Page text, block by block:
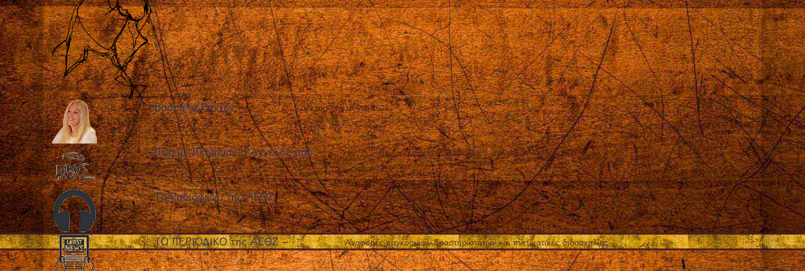
Βασούλα Ρυντέν– Δέκτης των μηνυμάτων
Πώς με Πλησίασε ο Άγγελός μου– Πώς πλησίασε τη Βασούλα ο φύλακας Aγγελος της.
Το Ραδιόφωνο της ΑΕΘΖ– Εκπέμπει τα Μηνύματα
ΤΟ ΠΕΡΙΟΔΙΚΟ της ΑΕΘΖ– Αναφορές παγκόσμιων δραστηριοτήτων και πνευματικές διδασκαλίες